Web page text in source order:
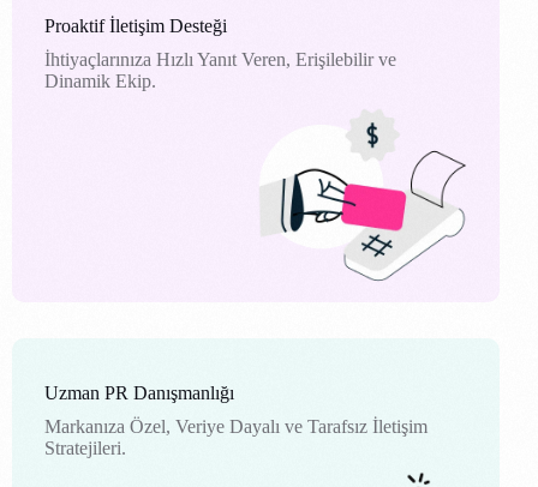
Proaktif İletişim Desteği
İhtiyaçlarınıza Hızlı Yanıt Veren, Erişilebilir ve
Dinamik Ekip.
Uzman PR Danışmanlığı
Markanıza Özel, Veriye Dayalı ve Tarafsız İletişim
Stratejileri.